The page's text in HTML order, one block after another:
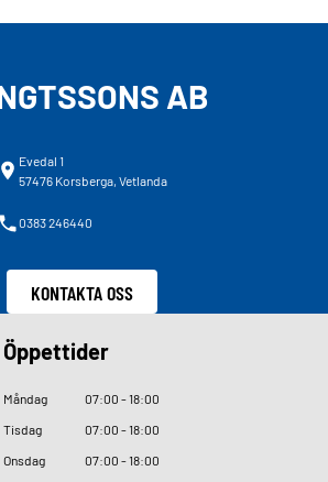
AB
Evedal 1
57476 Korsberga, Vetlanda
0383 246440
KONTAKTA OSS
Öppettider
Måndag 07:00 - 18:00
Tisdag
07:00 - 18:00
Onsdag
07:00 - 18:00